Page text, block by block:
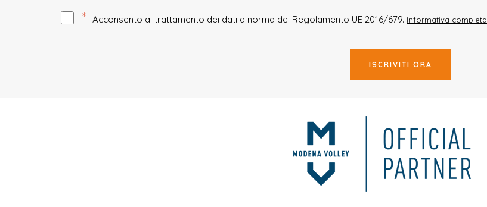
* Acconsento al trattamento dei dati a norma del Regolamento UE 2016/679. Informativa completa.
ISCRIVITI ORA